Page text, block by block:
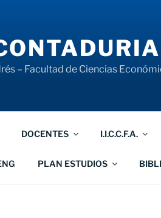
– Facultad de Ciencias
DOCENTES I.I.C.C.F.A.
PLAN ESTUDIOS